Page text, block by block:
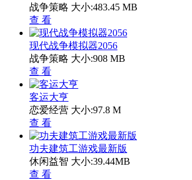
战争策略 大小:483.45 MB
查 看
现代战争模拟器2056
战争策略 大小:908 MB
查 看
客运大亨
恋爱经营 大小:97.8 M
查 看
功夫建筑工游戏最新版
休闲益智 大小:39.44MB
查 看